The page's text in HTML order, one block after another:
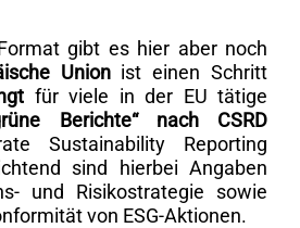
gibt es hier aber noch
Unionist einen Schritt
für viele in der EU tätige
Berichte“ nach CSRD
Sustainability Reporting
sind hierbei Angaben
und Risikostrategie sowie
von ESG-Aktionen.